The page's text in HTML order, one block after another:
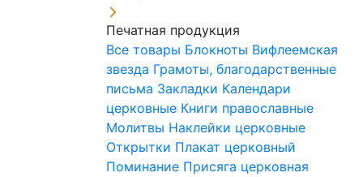
Печатная продукция
Все товары Блокноты Вифлеемская
звезда Грамоты, благодарственные
письма Закладки Календари
церковные Книги православные
Молитвы Наклейки церковные
Открытки Плакат церковный
Поминание Присяга церковная